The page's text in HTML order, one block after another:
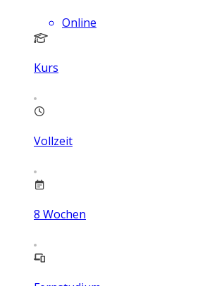
Online
Kurs
Vollzeit
8 Wochen